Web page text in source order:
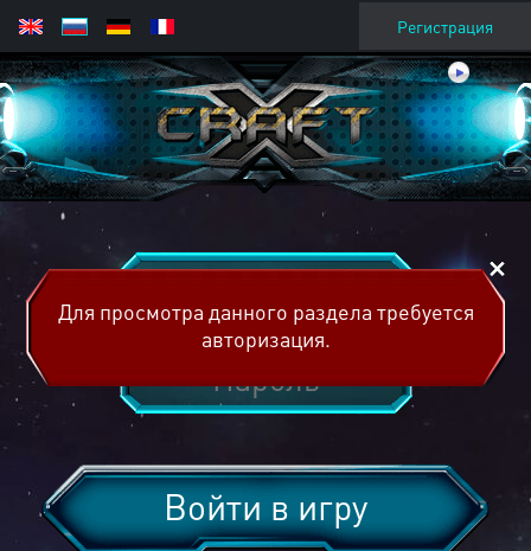
Регистрация
Войти в игру
Для просмотра данного раздела требуется
авторизация.